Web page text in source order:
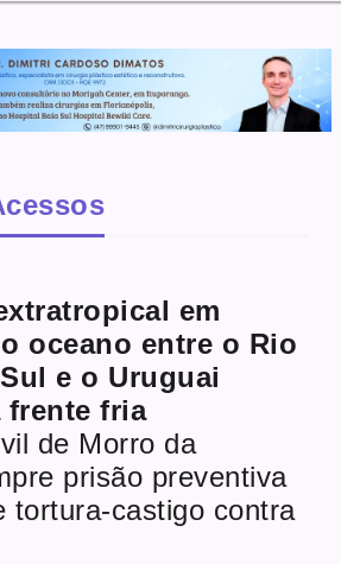
em
oceano entre o Rio
e o Uruguai
fria
de Morro da
prisão preventiva
tortura-castigo contra